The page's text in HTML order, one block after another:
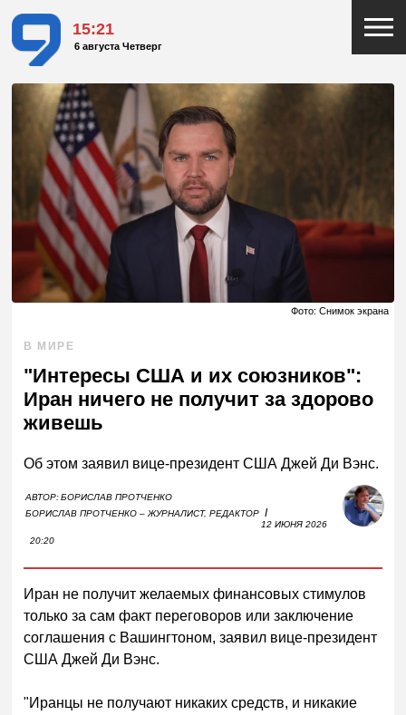
15:21
6 августа Четверг
Фото: Снимок экрана
В МИРЕ
"Интересы США и их союзников":
Иран ничего не получит за здорово
живешь
Об этом заявил вице-президент США Джей Ди Вэнс.
АВТОР:БОРИСЛАВ ПРОТЧЕНКО
БОРИСЛАВ ПРОТЧЕНКО – ЖУРНАЛИСТ, РЕДАКТОР I
12 ИЮНЯ 2026
20:20
Иран не получит желаемых финансовых стимулов
только за сам факт переговоров или заключение
соглашения с Вашингтоном, заявил вице-президент
США Джей Ди Вэнс.
"Иранцы не получают никаких средств, и никакие